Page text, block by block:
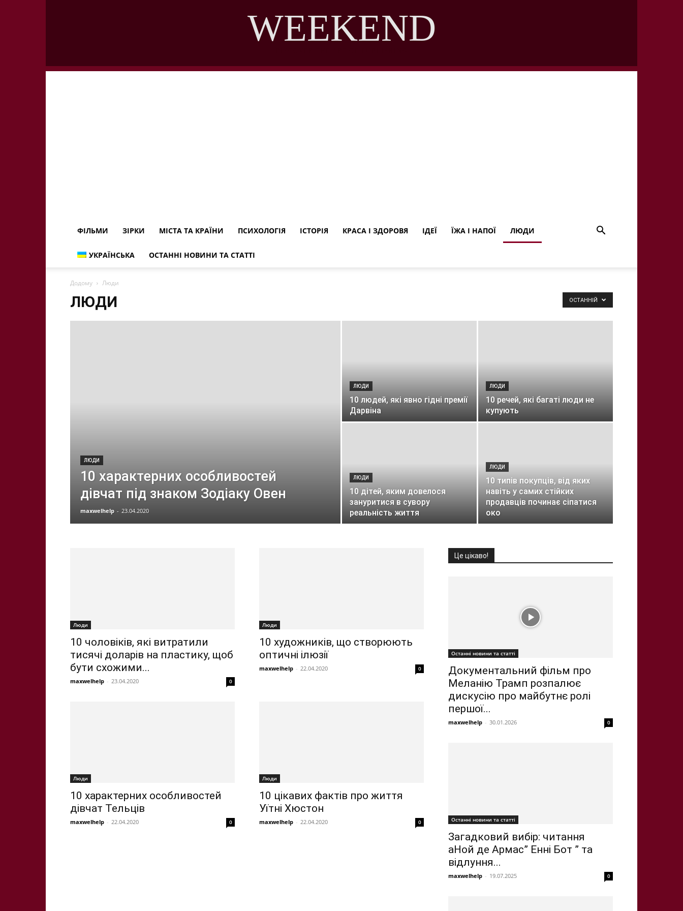
WEEKEND
ФІЛЬМИ ЗІРКИ МІСТА ТА КРАЇНИ ПСИХОЛОГІЯ ІСТОРІЯ КРАСА І ЗДОРОВЯ ІДЕЇ ЇЖА І НАПОЇ ЛЮДИ
УКРАЇНСЬКА ОСТАННІ НОВИНИ ТА СТАТТІ
Додому Люди
ЛЮДИ ОСТАННІЙ
ЛЮДИ
10 характерних особливостей
дівчат під знаком Зодіаку Овен
maxwelhelp - 23.04.2020
ЛЮДИ
10 людей, які явно гідні премії
Дарвіна
ЛЮДИ
10 речей, які багаті люди не
купують
ЛЮДИ
10 дітей, яким довелося
зануритися в сувору
реальність життя
ЛЮДИ
10 типів покупців, від яких
навіть у самих стійких
продавців починає сіпатися
око
Люди
10 чоловіків, які витратили
тисячі доларів на пластику, щоб
бути схожими...
maxwelhelp - 23.04.2020 0
Люди
10 художників, що створюють
оптичні ілюзії
maxwelhelp - 22.04.2020 0
Люди
10 характерних особливостей
дівчат Тельців
maxwelhelp - 22.04.2020 0
Люди
10 цікавих фактів про життя
Уїтні Хюстон
maxwelhelp - 22.04.2020 0
Це цікаво!
Останні новини та статті
Документальний фільм про
Меланію Трамп розпалює
дискусію про майбутнє ролі
першої...
maxwelhelp - 30.01.2026 0
Останні новини та статті
Загадковий вибір: читання
аНой де Армас” Енні Бот ” та
відлуння...
maxwelhelp - 19.07.2025 0